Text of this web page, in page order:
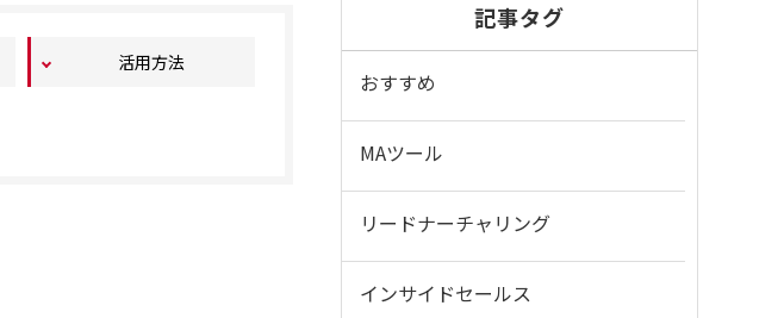
活用方法
記事タグ
おすすめ
MAツール
リードナーチャリング
インサイドセールス